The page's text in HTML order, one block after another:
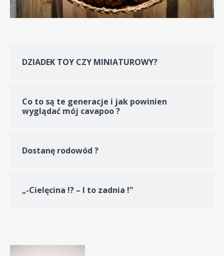
DZIADEK TOY CZY MINIATUROWY?
Co to są te generacje i jak powinien
wyglądać mój cavapoo ?
Dostanę rodowód ?
„-Cielęcina !? – I to zadnia !”